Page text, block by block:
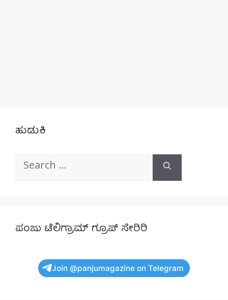
ಹುಡುಕಿ
Search
ಪಂಜು ಟೆಲಿಗ್ರಾಮ್ ಗ್ರೂಪ್ ಸೇರಿರಿ
Join @panjumagazine on Telegram